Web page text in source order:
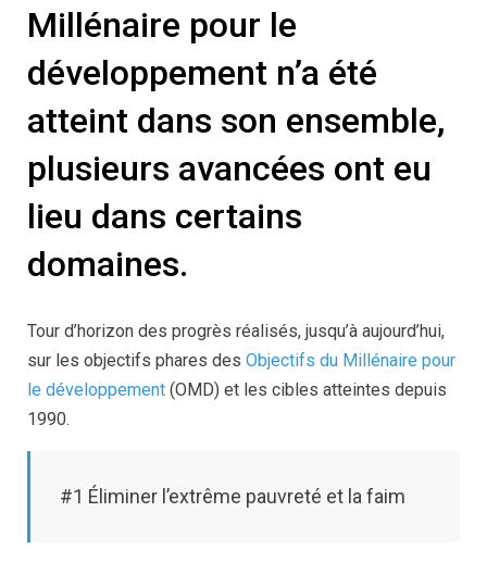
Millénaire pour le
développement n’a été
atteint dans son ensemble,
plusieurs avancées ont eu
lieu dans certains
domaines.
Tour d’horizon des progrès réalisés, jusqu’à aujourd’hui,
sur les objectifs phares des Objectifs du Millénaire pour
le développement (OMD) et les cibles atteintes depuis
1990.
#1 Éliminer l’extrême pauvreté et la faim